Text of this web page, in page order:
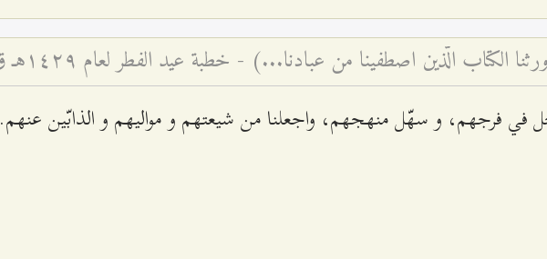
الكتاب الّذين اصطفينا من عبادنا...) - خطبة عيد الفطر لعام ۱٤۲٩هـ ق
في فرجهم، و سهّل منهجهم، واجعلنا من شيعتهم و مواليهم و الذابّين عنهم.